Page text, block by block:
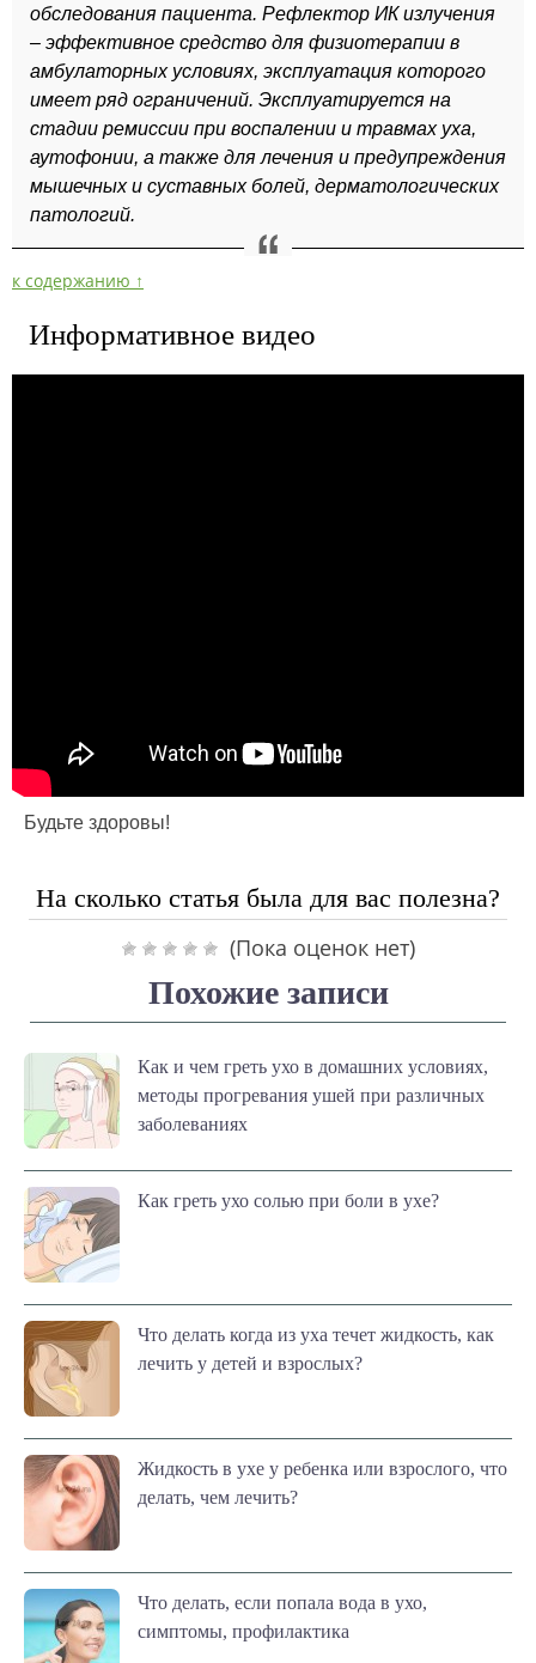
обследования пациента. Рефлектор ИК излучения
– эффективное средство для физиотерапии в
амбулаторных условиях, эксплуатация которого
имеет ряд ограничений. Эксплуатируется на
стадии ремиссии при воспалении и травмах уха,
аутофонии, а также для лечения и предупреждения
мышечных и суставных болей, дерматологических
патологий.
к содержанию ↑
Информативное видео
Будьте здоровы!
На сколько статья была для вас полезна?
(Пока оценок нет)
Похожие записи
Как и чем греть ухо в домашних условиях,
методы прогревания ушей при различных
заболеваниях
Как греть ухо солью при боли в ухе?
Что делать когда из уха течет жидкость, как
лечить у детей и взрослых?
Жидкость в ухе у ребенка или взрослого, что
делать, чем лечить?
Что делать, если попала вода в ухо,
симптомы, профилактика